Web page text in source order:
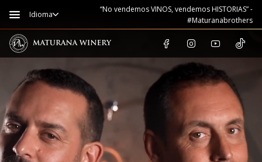
“No vendemos VINOS, vendemos HISTORIAS” -
#Maturanabrothers
Idioma